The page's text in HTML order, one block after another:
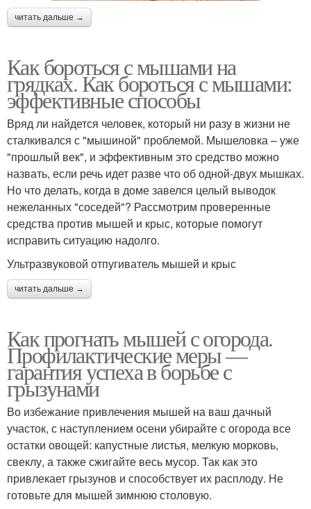
читать дальше →
Как бороться с мышами на
грядках. Как бороться с мышами:
эффективные способы
Вряд ли найдется человек, который ни разу в жизни не
сталкивался с "мышиной" проблемой. Мышеловка – уже
"прошлый век", и эффективным это средство можно
назвать, если речь идет разве что об одной-двух мышках.
Но что делать, когда в доме завелся целый выводок
нежеланных "соседей"? Рассмотрим проверенные
средства против мышей и крыс, которые помогут
исправить ситуацию надолго.
Ультразвуковой отпугиватель мышей и крыс
читать дальше →
Как прогнать мышей с огорода.
Профилактические меры —
гарантия успеха в борьбе с
грызунами
Во избежание привлечения мышей на ваш дачный
участок, с наступлением осени убирайте с огорода все
остатки овощей: капустные листья, мелкую морковь,
свеклу, а также сжигайте весь мусор. Так как это
привлекает грызунов и способствует их расплоду. Не
готовьте для мышей зимнюю столовую.